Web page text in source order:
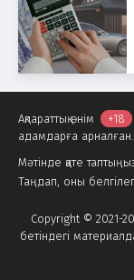
Copyright © 2021-
бетіндегі
Ақпараттық өнім +18
адамдарға арналған.
Мәтінде қате
Таңдап, оны